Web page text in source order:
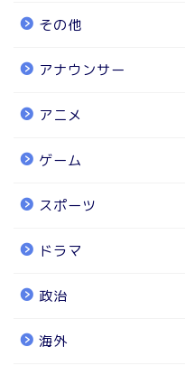
その他
アナウンサー
アニメ
ゲーム
スポーツ
ドラマ
政治
海外